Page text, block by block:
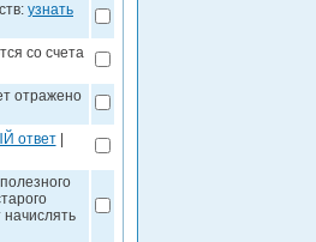
узнать
со счета
отражено
ответ|
начислять